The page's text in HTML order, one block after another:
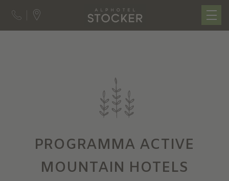
PROGRAMMA ACTIVE
MOUNTAIN HOTELS